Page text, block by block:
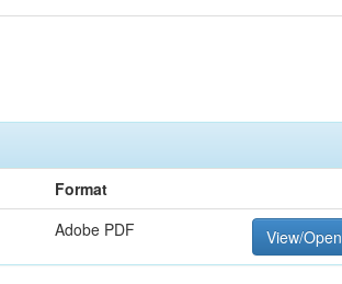
Format
Adobe PDF View/Open